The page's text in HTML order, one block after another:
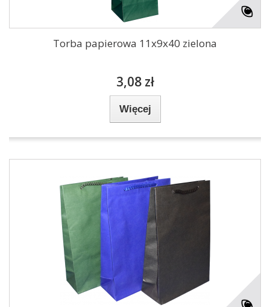
Torba papierowa 11x9x40 zielona
3,08 zł
Więcej